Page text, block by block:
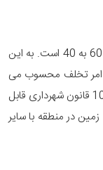
پیشروی طولی به معنای میزان حدود جهت احداث بنا ضربدر طول عرصه است که نسبت به سطح ساختمان معمولا 60 به 40 است. به این
این امر تخلف محسوب می
شود. این تخلف تحت عنوان تخلف از اصول شهرسازی و بعضاٌ تخلف از ضوابط فنی یا بهداشتی در کمیسیون ماده 100 قانون شهرداری قابل
در منطقه با سایر